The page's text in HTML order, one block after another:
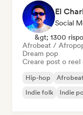
El
Social
&gt; 1300
Afrobeat /
Dream pop
Creare post o reel
Hip-hop
Indie folk
Indie